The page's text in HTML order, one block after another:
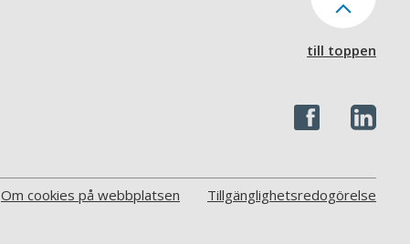
till toppen
Om cookies på webbplatsen Tillgänglighetsredogörelse